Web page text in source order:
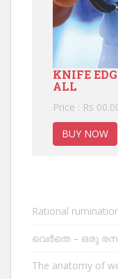
KNIFE
ALL
Price : Rs
BUY NOW
Rational
വെർതെ – ഒരു
The anatomy of